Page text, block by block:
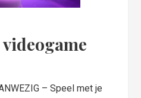
– Speel met je